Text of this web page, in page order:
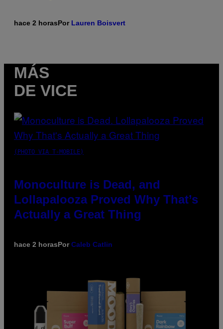
hace 2 horasPor Lauren Boisvert
MÁS
DE VICE
(PHOTO VIA T-MOBILE)
Monoculture is Dead, and
Lollapalooza Proved Why That’s
Actually a Great Thing
hace 2 horasPorCaleb Catlin